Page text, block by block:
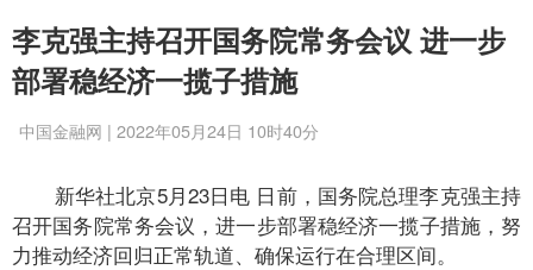
李克强主持召开国务院常务会议 进一步
部署稳经济一揽子措施
中国金融网 | 2022年05月24日 10时40分
新华社北京5月23日电 日前，国务院总理李克强主持
召开国务院常务会议，进一步部署稳经济一揽子措施，努
力推动经济回归正常轨道、确保运行在合理区间。